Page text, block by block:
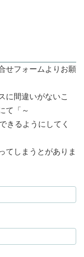
せフォームよりお願
に間違いがないこ
て「～
きるようにしてく
てしまうとがありま